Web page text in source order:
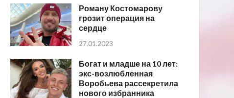
Роману Костомарову
грозит операция на
сердце
27.01.2023
Богат и младше на 10 лет:
экс-возлюбленная
Воробьева рассекретила
нового избранника